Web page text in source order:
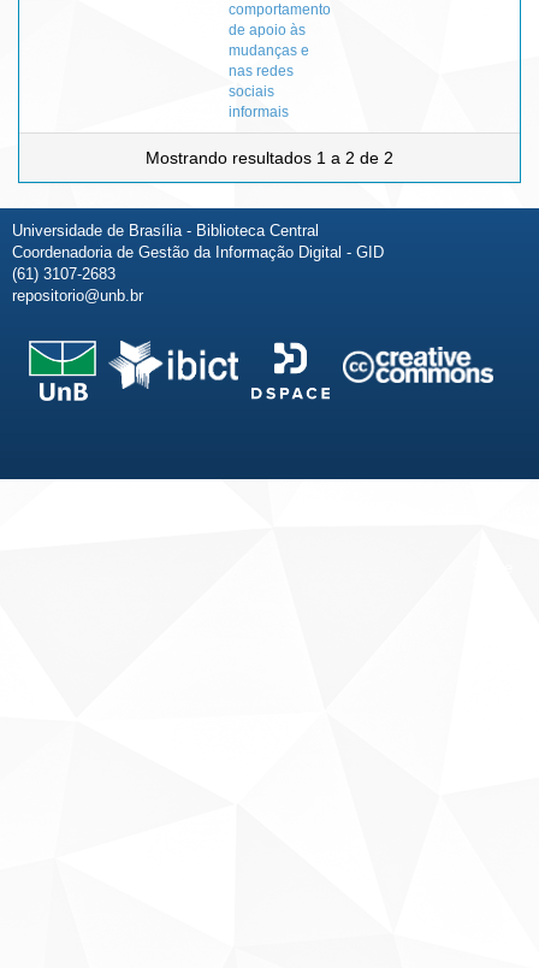
comportamento
de apoio às
mudanças e
nas redes
sociais
informais
Mostrando resultados 1 a 2 de 2
Universidade de Brasília - Biblioteca Central
Coordenadoria de Gestão da Informação Digital - GID
(61) 3107-2683
repositorio@unb.br